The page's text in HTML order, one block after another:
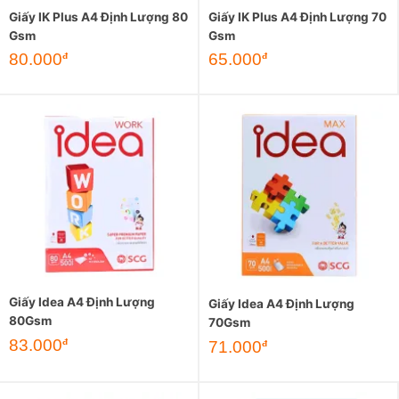
Giấy IK Plus A4 Định Lượng 80
Gsm
80.000đ
Giấy IK Plus A4 Định Lượng 70
Gsm
65.000đ
Giấy Idea A4 Định Lượng
80Gsm
83.000đ
Giấy Idea A4 Định Lượng
70Gsm
71.000đ